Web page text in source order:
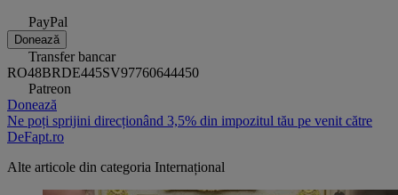
PayPal
Donează
Transfer bancar
RO48BRDE445SV97760644450
Patreon
Donează
Ne poți sprijini direcționând 3,5% din impozitul tău pe venit către
DeFapt.ro
Alte articole din categoria Internațional